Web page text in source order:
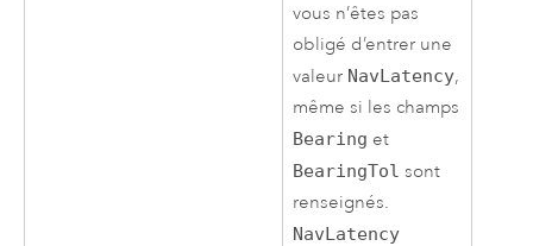
vous n’êtes pas
obligé d’entrer une
valeur NavLatency,
même si les champs
Bearing et
BearingTol sont
renseignés.
NavLatency